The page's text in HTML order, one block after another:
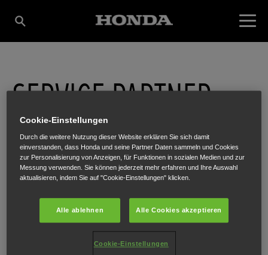
SERVICE PARTNER:
BLEYER GMBH & CO.
KG
Deutsch Tschantschendorf ,7544
Cookie-Einstellungen
Durch die weitere Nutzung dieser Website erklären Sie sich damit
einverstanden, dass Honda und seine Partner Daten sammeln und Cookies
zur Personalisierung von Anzeigen, für Funktionen in sozialen Medien und zur
Messung verwenden. Sie können jederzeit mehr erfahren und Ihre Auswahl
aktualisieren, indem Sie auf "Cookie-Einstellungen" klicken.
Alle ablehnen Alle Cookies akzeptieren
Cookie-Einstellungen